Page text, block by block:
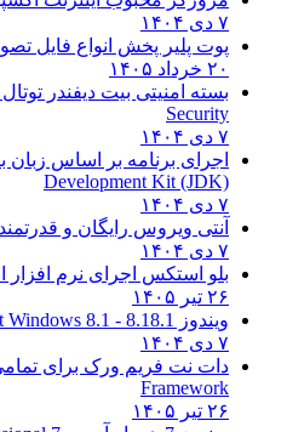
۷ دی ۱۴۰۴
پوت پلیر پخش انواع فایل
۲۰ خرداد ۱۴۰۵
بسته امنیتی بیت دیفندر
Security
۷ دی ۱۴۰۴
اجرای برنامه بر اساس زبان
Development Kit (JDK)
۷ دی ۱۴۰۴
آنتی ویروس رایگان و قدرتمند
۷ دی ۱۴۰۴
بلو استکس اجرای نرم افزار
۲۶ تیر ۱۴۰۵
ویندوز 8.1
8.1 - Microsoft Windows 8.1
۷ دی ۱۴۰۴
دات نت فریم ورک برای
Framework
۲۶ تیر ۱۴۰۵